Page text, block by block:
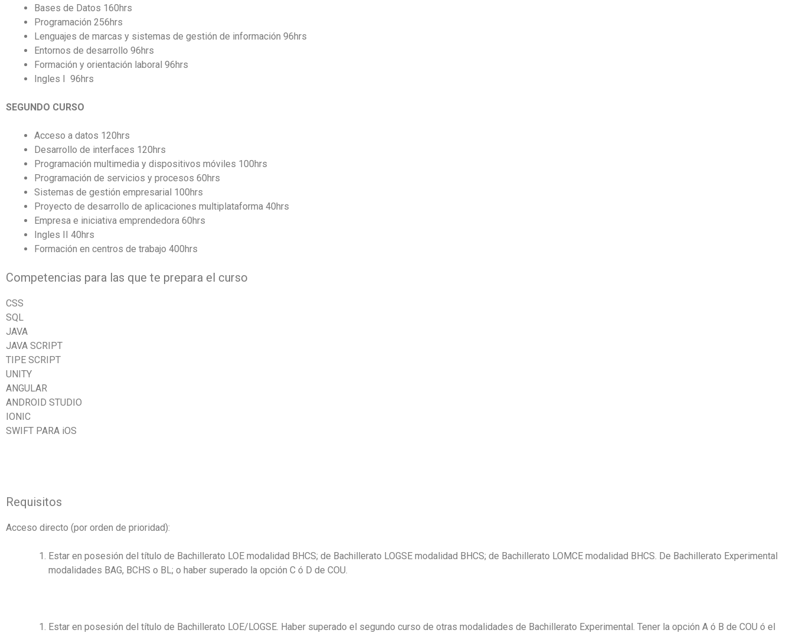
Bases de Datos 160hrs
Programación 256hrs
Lenguajes de marcas y sistemas de gestión de información 96hrs
Entornos de desarrollo 96hrs
Formación y orientación laboral 96hrs
Ingles I 96hrs
SEGUNDO CURSO
Acceso a datos 120hrs
Desarrollo de interfaces 120hrs
Programación multimedia y dispositivos móviles 100hrs
Programación de servicios y procesos 60hrs
Sistemas de gestión empresarial 100hrs
Proyecto de desarrollo de aplicaciones multiplataforma 40hrs
Empresa e iniciativa emprendedora 60hrs
Ingles II 40hrs
Formación en centros de trabajo 400hrs
Competencias para las que te prepara el curso
CSS
SQL
JAVA
JAVA SCRIPT
TIPE SCRIPT
UNITY
ANGULAR
ANDROID STUDIO
IONIC
SWIFT PARA iOS
Requisitos
Acceso directo (por orden de prioridad):
Estar en posesión del título de Bachillerato LOE modalidad BHCS; de Bachillerato LOGSE modalidad BHCS; de Bachillerato LOMCE modalidad BHCS. De Bachillerato Experimental
modalidades BAG, BCHS o BL; o haber superado la opción C ó D de COU.
Estar en posesión del título de Bachillerato LOE/LOGSE. Haber superado el segundo curso de otras modalidades de Bachillerato Experimental. Tener la opción A ó B de COU ó el